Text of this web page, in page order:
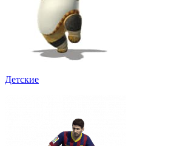
Детские